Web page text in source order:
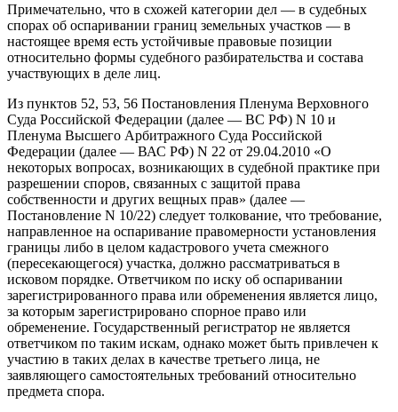
Примечательно, что в схожей категории дел — в судебных
спорах об оспаривании границ земельных участков — в
настоящее время есть устойчивые правовые позиции
относительно формы судебного разбирательства и состава
участвующих в деле лиц.
Из пунктов 52, 53, 56 Постановления Пленума Верховного
Суда Российской Федерации (далее — ВС РФ) N 10 и
Пленума Высшего Арбитражного Суда Российской
Федерации (далее — ВАС РФ) N 22 от 29.04.2010 «О
некоторых вопросах, возникающих в судебной практике при
разрешении споров, связанных с защитой права
собственности и других вещных прав» (далее —
Постановление N 10/22) следует толкование, что требование,
направленное на оспаривание правомерности установления
границы либо в целом кадастрового учета смежного
(пересекающегося) участка, должно рассматриваться в
исковом порядке. Ответчиком по иску об оспаривании
зарегистрированного права или обременения является лицо,
за которым зарегистрировано спорное право или
обременение. Государственный регистратор не является
ответчиком по таким искам, однако может быть привлечен к
участию в таких делах в качестве третьего лица, не
заявляющего самостоятельных требований относительно
предмета спора.